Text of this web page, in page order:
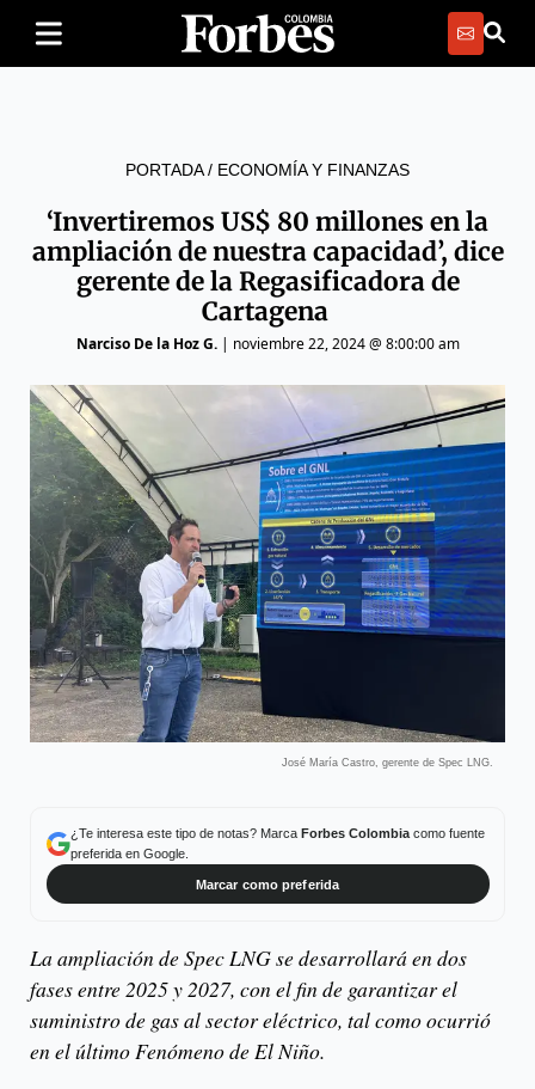
PORTADA/ ECONOMÍA Y FINANZAS
‘Invertiremos US$ 80 millones en la
ampliación de nuestra capacidad’, dice
gerente de la Regasificadora de
Cartagena
Narciso De la Hoz G.| noviembre 22, 2024 @ 8:00:00 am
José María Castro, gerente de Spec LNG.
¿Te interesa este tipo de notas? Marca Forbes Colombiacomo fuente
preferida en Google.
Marcar como preferida
La ampliación de Spec LNG se desarrollará en dos
fases entre 2025 y 2027, con el fin de garantizar el
suministro de gas al sector eléctrico, tal como ocurrió
en el último Fenómeno de El Niño.